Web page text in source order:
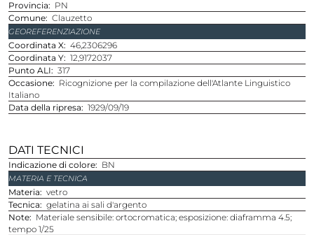
Provincia
PN
Comune Clauzetto
GEOREFERENZIAZIONE
Coordinata X 46,2306296
Coordinata Y 12,9172037
Punto ALI
317
Occasione
Ricognizione per la compilazione dell'Atlante Linguistico
Italiano
Data della ripresa
1929/09/19
DATI TECNICI
Indicazione di colore BN
MATERIA E TECNICA
Materia
vetro
Tecnica
gelatina ai sali d'argento
Note
Materiale sensibile: ortocromatica; esposizione: diaframma 4.5;
tempo 1/25